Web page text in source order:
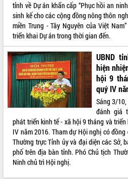
Hội nghị triển khai kết nối mạng
truyền số liệu chuyên dùng phục vụ cơ
quan Đảng, Nhà nước
Lễ phát động chuỗi hoạt động chung
tay làm sạch môi trường
Xã Ea Kar bước chuyển mình trong
công tác cải cách hành chính mô hình
mới
UBND tỉnh họp báo định kỳ tháng 4
năm 2026
Hội thảo khoa học “Giải pháp thúc đẩy
phát triển nền kinh tế xanh tại tỉnh
Đắk Lắk”
Tăng cường giám sát, đôn đốc thực
hiện nhiệm vụ quản lý tài sản công
hàng tuần
tỉnh về Dự án khẩn cấp “Phục hồi an
sinh kế cho các cộng đồng nông thôn
miền Trung - Tây Nguyên của Việt
triển khai Dự án trong thời gian đến.
UBND
hiện
hội 9
quý IV
Sáng 3/
đánh giá
phát triển kinh tế - xã hội 9 tháng và
IV năm 2016. Tham dự Hội nghị có
Thường trực Tỉnh ủy và đại diện các Sở,
phố trên địa bàn tỉnh. Phó Chủ tịch
Ninh chủ trì Hội nghị.